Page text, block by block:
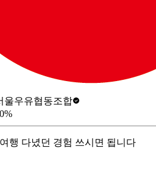
울우유협동조합
%
행 다녔던 경험 쓰시면 됩니다